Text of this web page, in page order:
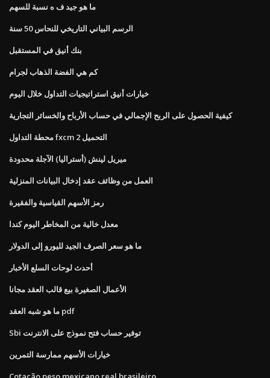
ما هو جيد ف ه نسبة للسهم
الرسم البياني التاريخي للنحاس 50 سنة
بنك أنيق في المستقبل
كم هي الفضة الذهاب لجرام
خيارات أنيق استراتيجيات التداول خلال اليوم
كيفية الحصول على الربح الإجمالي في حساب الأرباح والخسائر التجارية
محطة التداول fxcm 2 التحميل
ميريل لينش (أستراليا) الآجلة محدودة
العمل من وظائف عقد إدخال البيانات المنزلية
رمز الأسهم القياسية والفقيرة
معدل خالية من المخاطر اليوم كندا
ما هو سعر الصرف الجيد لليورو إلى الدولار
أحدث لوحات السلع الأخبار
الأعمال الصغيرة بيع قالب العقد مجانا
ما هو شبه العقد pdf
Sbi توفير حساب فتح نموذج على الانترنت
خيارات الأسهم ممارسة التمرين